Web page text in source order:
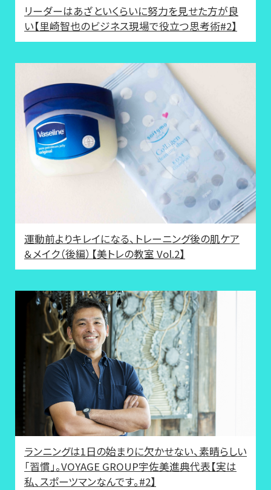
リーダーはあざといくらいに努力を見せた方が良
い【里崎智也のビジネス現場で役立つ思考術#2】
運動前よりキレイになる、トレーニング後の肌ケア
＆メイク（後編）【美トレの教室 Vol.2】
ランニングは1日の始まりに欠かせない、素晴らしい
「習慣」。VOYAGE GROUP宇佐美進典代表【実は
私、スポーツマンなんです。#2】